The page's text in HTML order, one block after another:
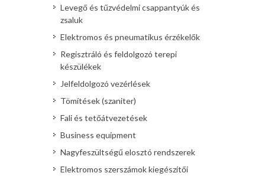
Levegő és tűzvédelmi csappantyúk és
zsaluk
Elektromos és pneumatikus érzékelők
Regisztráló és feldolgozó terepi
készülékek
Jelfeldolgozó vezérlések
Tömítések (szaniter)
Fali és tetőátvezetések
Business equipment
Nagyfeszültségű elosztó rendszerek
Elektromos szerszámok kiegészítői